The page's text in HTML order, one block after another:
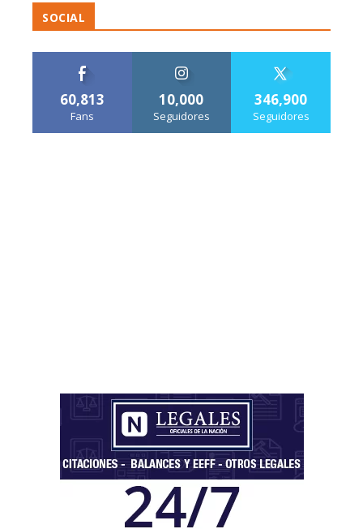
SOCIAL
60,813
Fans
10,000
Seguidores
346,900
Seguidores